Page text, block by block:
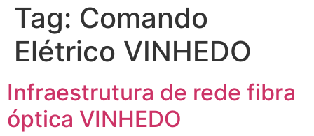
Tag: Comando
Elétrico VINHEDO
Infraestrutura de rede fibra
óptica VINHEDO